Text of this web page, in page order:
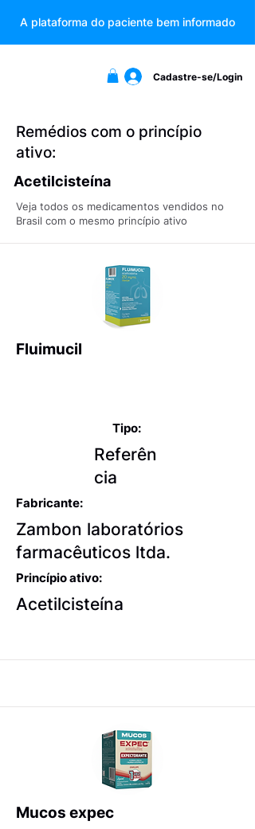
A plataforma do paciente bem informado
Cadastre-se/Login
Remédios com o princípio
ativo:
Acetilcisteína
Veja todos os medicamentos vendidos no
Brasil com o mesmo princípio ativo
Fluimucil
Tipo:
Referên
cia
Fabricante:
Zambon laboratórios
farmacêuticos ltda.
Princípio ativo:
Acetilcisteína
Mucos expec